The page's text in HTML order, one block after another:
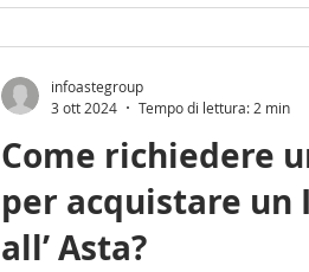
Come richiedere
per acquistare un
all’ Asta?
infoastegroup
3 ott 2024
Tempo di lettura: 2 min